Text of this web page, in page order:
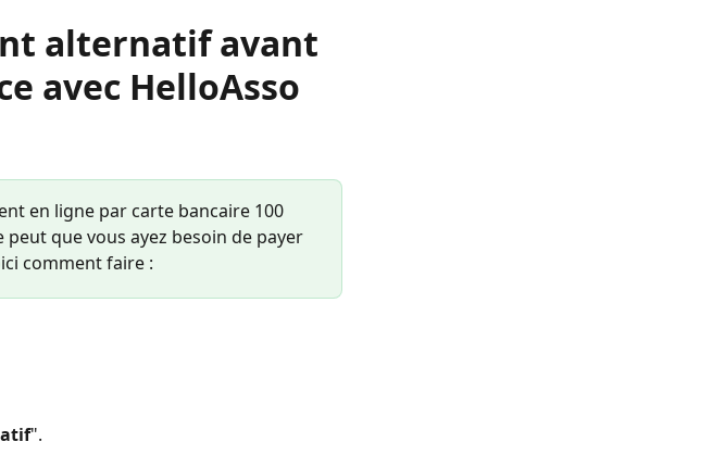
alternatif avant
avec HelloAsso
en ligne par carte bancaire 100
que vous ayez besoin de payer
comment faire :
".